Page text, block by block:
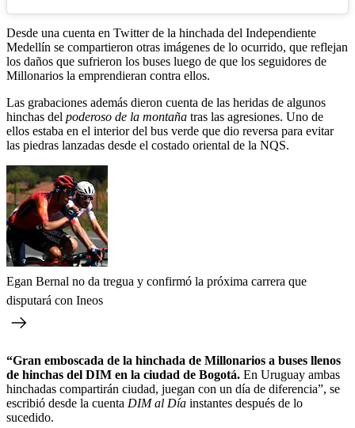
Desde una cuenta en Twitter de la hinchada del Independiente
Medellín se compartieron otras imágenes de lo ocurrido, que reflejan
los daños que sufrieron los buses luego de que los seguidores de
Millonarios la emprendieran contra ellos.
Las grabaciones además dieron cuenta de las heridas de algunos
hinchas del poderoso de la montaña tras las agresiones. Uno de
ellos estaba en el interior del bus verde que dio reversa para evitar
las piedras lanzadas desde el costado oriental de la NQS.
Egan Bernal no da tregua y confirmó la próxima carrera que
disputará con Ineos
“Gran emboscada de la hinchada de Millonarios a buses llenos
de hinchas del DIM en la ciudad de Bogotá. En Uruguay ambas
hinchadas compartirán ciudad, juegan con un día de diferencia”, se
escribió desde la cuenta DIM al Día instantes después de lo
sucedido.